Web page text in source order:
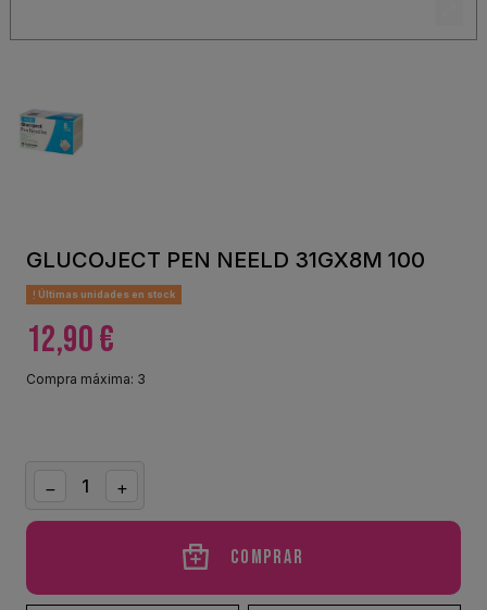
GLUCOJECT PEN NEELD 31GX8M 100
Últimas unidades en stock
12,90 €
Compra máxima: 3
Comprar